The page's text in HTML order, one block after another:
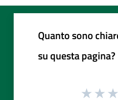
Quanto sono
su questa pagina?